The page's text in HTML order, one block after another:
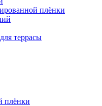
плёнки
террасы
плёнки